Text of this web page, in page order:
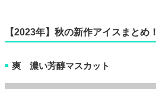
【2023年】秋の新作アイスまとめ！
■ 爽 濃い芳醇マスカット